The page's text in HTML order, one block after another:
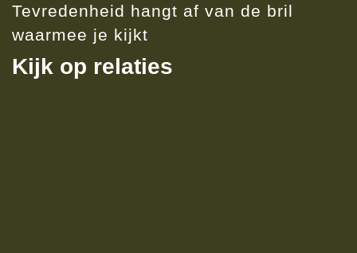
Tevredenheid hangt af van de bril
waarmee je kijkt
Kijk op relaties